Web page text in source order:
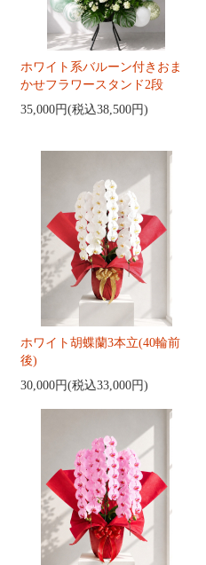
ホワイト系バルーン付きおま
かせフラワースタンド2段
35,000円(税込38,500円)
ホワイト胡蝶蘭3本立(40輪前
後)
30,000円(税込33,000円)